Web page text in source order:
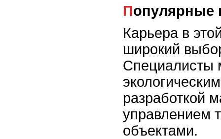
Карьера в
широкий
Специалисты
разработкой
управлением
объектами.